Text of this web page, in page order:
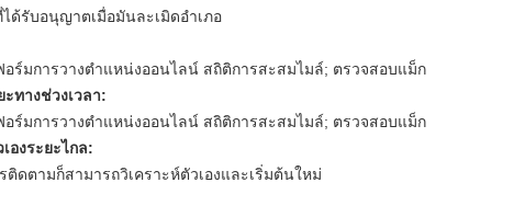
ด้รับอนุญาตเมื่อมันละเมิดอำเภอ
ร์มการวางตำแหน่งออนไลน์ สถิติการสะสมไมล์; ตรวจสอบแม็ก
ทางช่วงเวลา:
ร์มการวางตำแหน่งออนไลน์ สถิติการสะสมไมล์; ตรวจสอบแม็ก
องระยะไกล:
ดตามก็สามารถวิเคราะห์ตัวเองและเริ่มต้นใหม่